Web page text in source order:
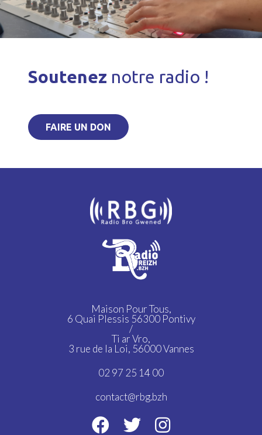
Soutenez notre radio !
FAIRE UN DON
Maison Pour Tous,
6 Quai Plessis 56300 Pontivy
/
Ti ar Vro,
3 rue de la Loi, 56000 Vannes
02 97 25 14 00
contact@rbg.bzh